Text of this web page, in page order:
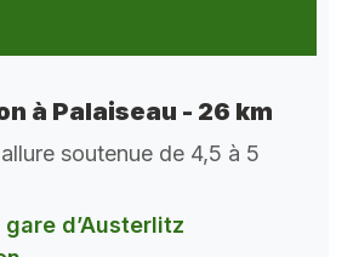
à Palaiseau - 26 km
soutenue de 4,5 à 5
d’Austerlitz